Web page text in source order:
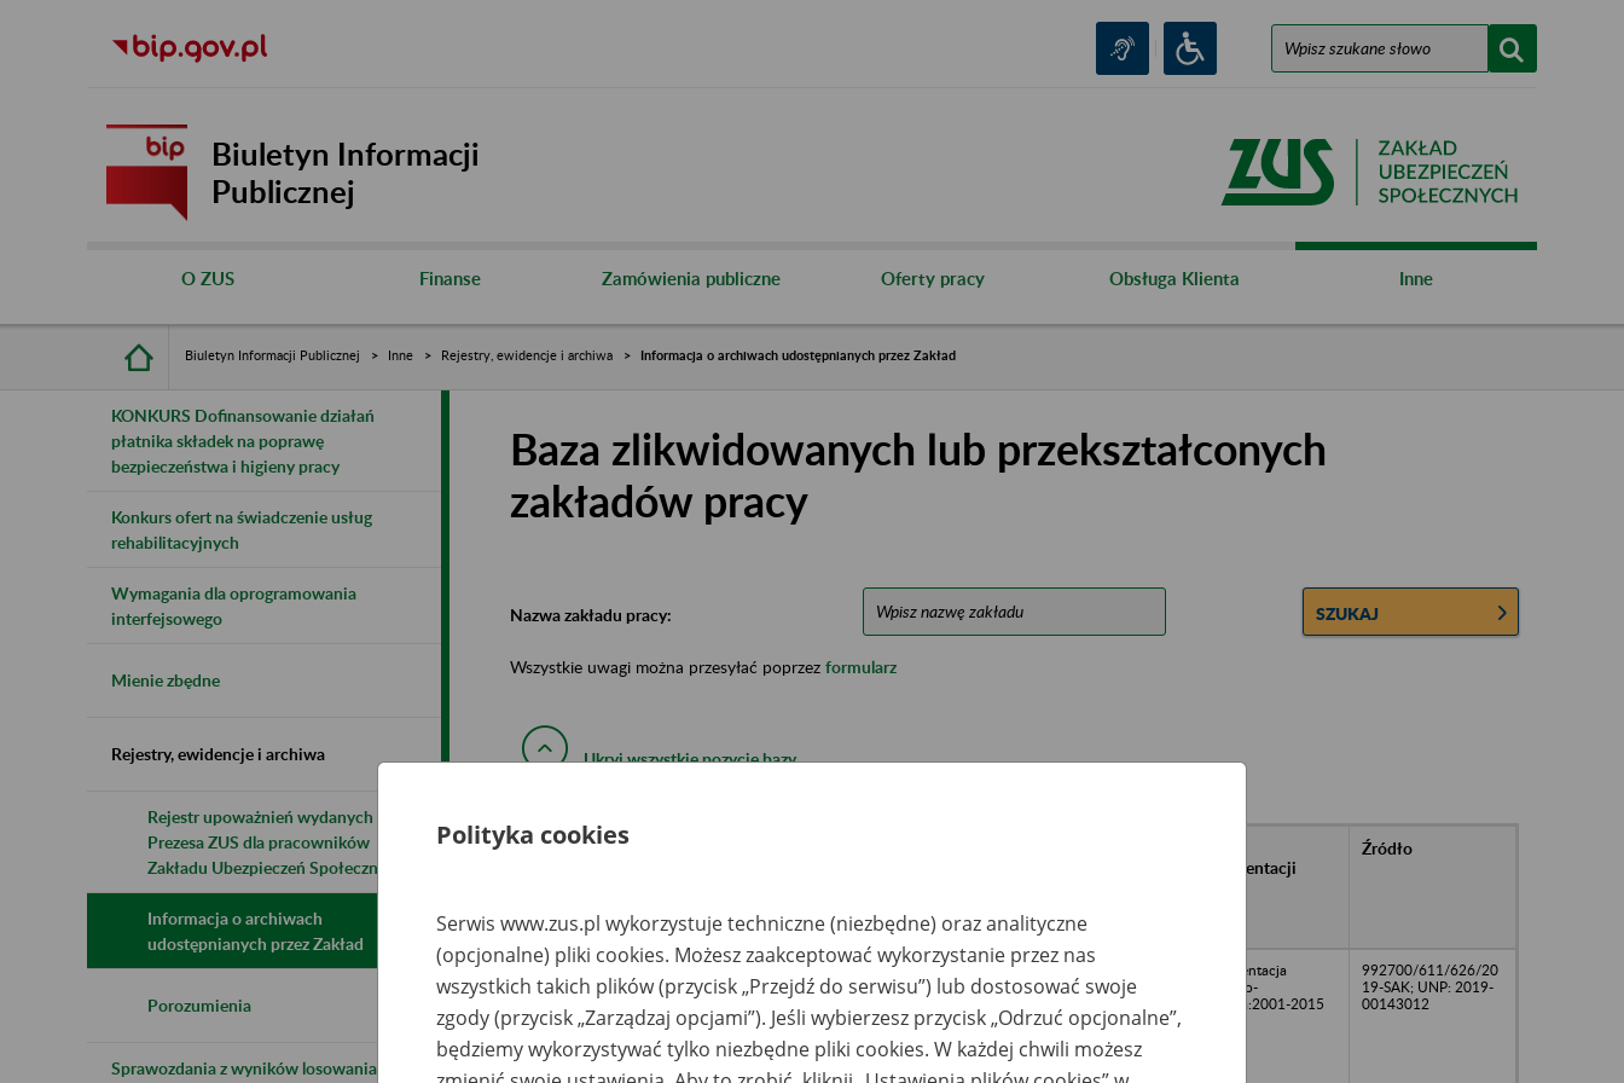
Biuletyn Informacji
Publicznej
O ZUS Finanse Zamówienia publiczne Oferty pracy Obsługa Klienta Inne
Biuletyn Informacji Publicznej Inne Rejestry, ewidencje i archiwa Informacja o archiwach udostępnianych przez Zakład
KONKURS Dofinansowanie działań
płatnika składek na poprawę
bezpieczeństwa i higieny pracy
Konkurs ofert na świadczenie usług
rehabilitacyjnych
Wymagania dla oprogramowania
interfejsowego
Mienie zbędne
Rejestry, ewidencje i archiwa
Rejestr upoważnień wydanych przez
Prezesa ZUS dla pracowników
Zakładu Ubezpieczeń Społecznych
Informacja o archiwach
udostępnianych przez Zakład
Porozumienia
Sprawozdania z wyników losowania do
Baza zlikwidowanych lub przekształconych
zakładów pracy
Nazwa zakładu pracy: SZUKAJ
Wszystkie uwagi można przesyłać poprzez formularz
Ukryj wszystkie pozycje bazy
Nazwa
państwowych
dokumentacji
Źródło
PKP INTERCITY S.A.
Zakład Południowy -
Kraków, ul. Półłanki 1
Biuro Spraw
Pracowniczych;
Zamiejscowy Wydział
Dokumentacji w
Sosnowcu –
Sosnowiec, ul.
Dokumentacja
osobowo-
płacowa:2001-2015
992700/611/626/20
19-SAK; UNP: 2019-
00143012
Polityka cookies
Serwis www.zus.pl wykorzystuje techniczne (niezbędne) oraz analityczne
(opcjonalne) pliki cookies. Możesz zaakceptować wykorzystanie przez nas
wszystkich takich plików (przycisk „Przejdź do serwisu”) lub dostosować swoje
zgody (przycisk „Zarządzaj opcjami”). Jeśli wybierzesz przycisk „Odrzuć opcjonalne”,
będziemy wykorzystywać tylko niezbędne pliki cookies. W każdej chwili możesz